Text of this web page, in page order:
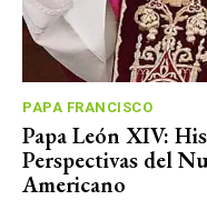
PAPA FRANCISCO
Papa León XIV:
Perspectivas del
Americano